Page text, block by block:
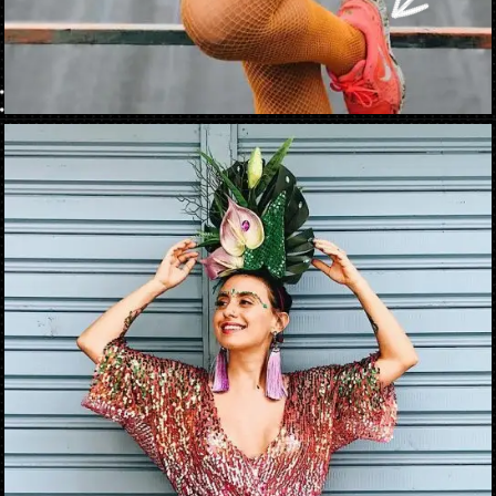
Abriendo... https://danidrops.com.br/es/disfraces-de-carnaval-2023/